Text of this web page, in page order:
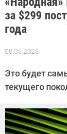
за $299
года
08.05.2025
Автор:
Калашников
Это будет
текущего